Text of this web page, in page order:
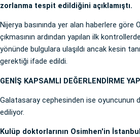
zorlanma tespit edildiğini açıklamıştı.
Nijerya basınında yer alan haberlere göre
çıkmasının ardından yapılan ilk
yönünde bulgulara ulaşıldı ancak kesin
gerektiği ifade edildi.
GENİŞ KAPSAMLI DEĞERLENDİRME
Galatasaray cephesinden ise oyuncunun
ediliyor.
Kulüp doktorlarının Osimhen'in